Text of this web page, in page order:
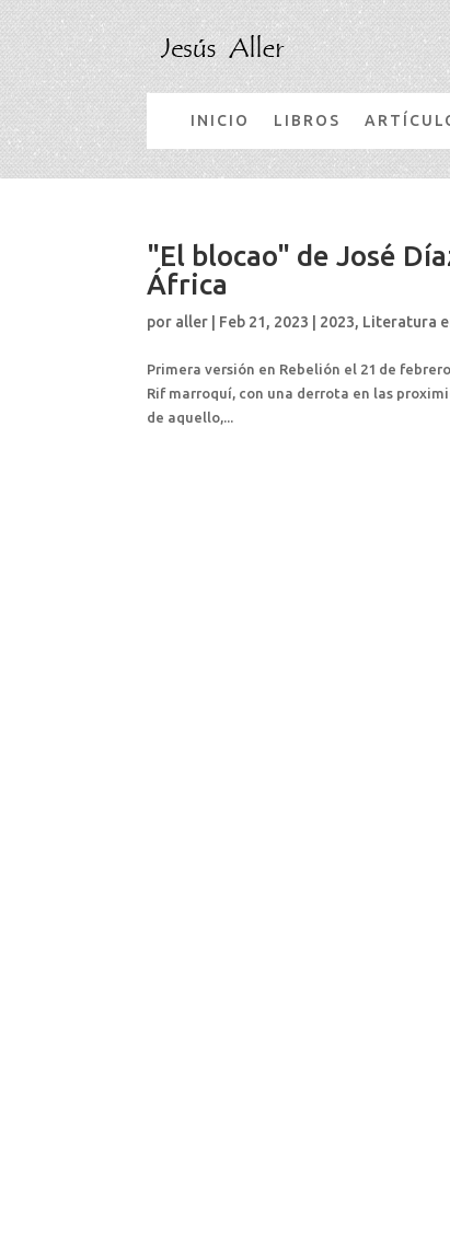
INICIO LIBROS
"El blocao" de José
África
por aller Feb 21, 2023 2023, Literatura
Primera versión en Rebelión el 21 de
Rif marroquí, con una derrota en las
de aquello,...